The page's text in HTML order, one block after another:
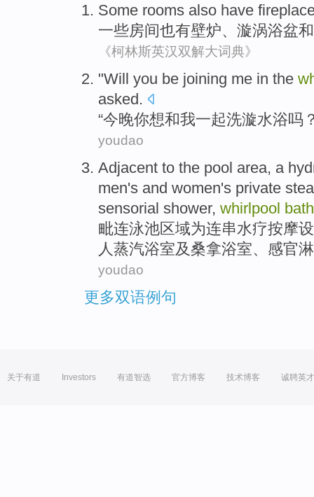
Some rooms also have
一些房间也有壁炉、 漩涡浴盆和
《柯林斯英汉双解大词典》
"Will you be joining me in the
asked.
“今晚你想和我一起洗漩水浴吗
youdao
Adjacent to the pool area, a
men's and women's private
sensorial shower, whirlpool bath
毗连泳池区域为连串水疗按摩
人 蒸汽浴室及桑拿浴室、 感官
youdao
更多双语例句
关于有道 Investors 有道智选 官方博客 技术博客 诚聘英才